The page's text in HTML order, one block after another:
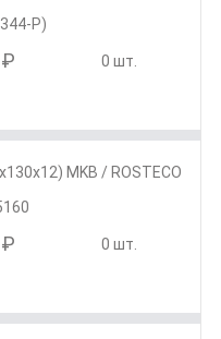
P)
0 шт.
MKB / ROSTECO
0 шт.